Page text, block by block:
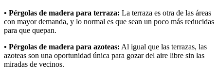
• Pérgolas de madera para terraza: La terraza es otra de las áreas
con mayor demanda, y lo normal es que sean un poco más reducidas
para que quepan.
• Pérgolas de madera para azoteas: Al igual que las terrazas, las
azoteas son una oportunidad única para gozar del aire libre sin las
miradas de vecinos.